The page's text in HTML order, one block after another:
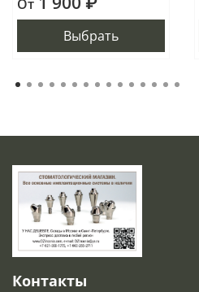
От
Выбрать
Контакты